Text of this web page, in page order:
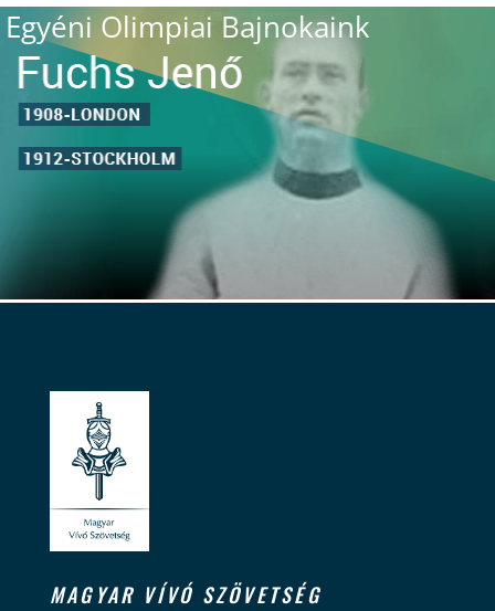
Egyéni Olimpiai Bajnokaink
MAGYAR VÍVÓ SZÖVETSÉG